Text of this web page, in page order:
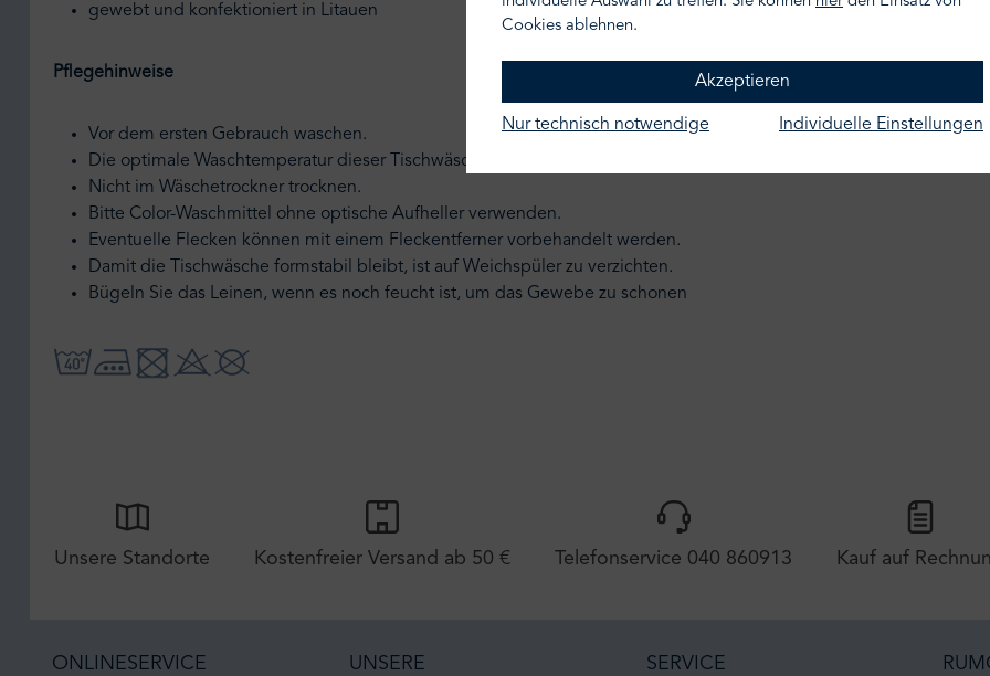
gewebt und konfektioniert in Litauen
Pflegehinweise
Vor dem ersten Gebrauch waschen.
Die optimale Waschtemperatur dieser Tischwäsche aus Leinen ist 40°C.
Nicht im Wäschetrockner trocknen.
Bitte Color-Waschmittel ohne optische Aufheller verwenden.
Eventuelle Flecken können mit einem Fleckentferner vorbehandelt werden.
Damit die Tischwäsche formstabil bleibt, ist auf Weichspüler zu verzichten.
Bügeln Sie das Leinen, wenn es noch feucht ist, um das Gewebe zu schonen
Unsere Standorte Kostenfreier Versand ab 50 € Telefonservice 040 860913 Kauf auf
ONLINESERVICE
UNSERE
SERVICE
Cookies ablehnen.
Akzeptieren
Nur technisch notwendige Individuelle Einstellungen